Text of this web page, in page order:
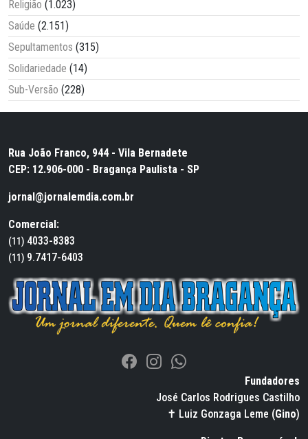
Religião (1.023)
Saúde (2.151)
Sepultamentos (315)
Solidariedade (14)
Sub-Versão (228)
Rua João Franco, 944 - Vila Bernadete
CEP: 12.906-000 - Bragança Paulista - SP
jornal@jornalemdia.com.br
Comercial:
(11) 4033-8383
(11) 9.7417-6403
Fundadores
José Carlos Rodrigues Castilho
✝ Luiz Gonzaga Leme (Gino)